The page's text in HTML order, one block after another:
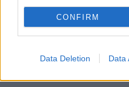
CONFIRM
Data Deletion Data